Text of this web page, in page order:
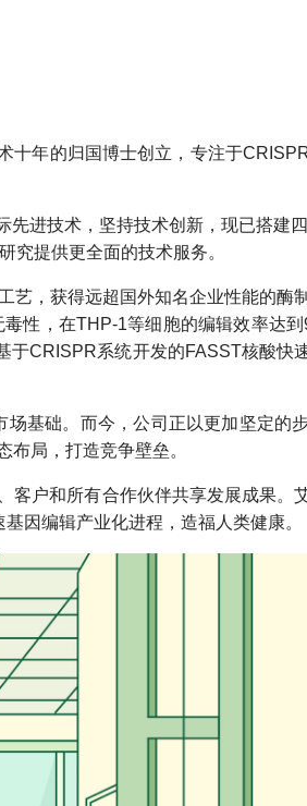
年的归国博士创立，专注于
进技术，坚持技术创新，现已搭建
提供更全面的技术服务。
，获得远超国外知名企业性能的酶
性，在THP-1等细胞的编辑效率达到
CRISPR系统开发的FASST核酸快
基础。而今，公司正以更加坚定的
局，打造竞争壁垒。
户和所有合作伙伴共享发展成果。
因编辑产业化进程，造福人类健康。